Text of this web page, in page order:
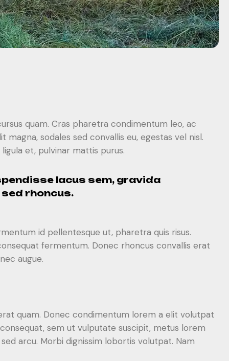
quam. Cras pharetra condimentum leo, ac
sodales sed convallis eu, egestas vel nisl.
et, pulvinar mattis purus.
lacus sem, gravida
rhoncus.
id pellentesque ut, pharetra quis risus.
fermentum. Donec rhoncus convallis erat
augue.
quam. Donec condimentum lorem a elit volutpat
sem ut vulputate suscipit, metus lorem
arcu. Morbi dignissim lobortis volutpat. Nam